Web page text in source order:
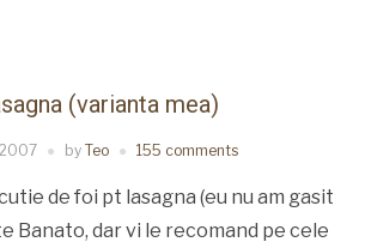
(varianta mea)
by Teo 155 comments
de foi pt lasagna (eu nu am gasit
Banato, dar vi le recomand pe cele